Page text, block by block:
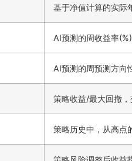
基于净值计算的实际
AI预测的周收益率
AI预测的周预测方向
策略收益/最大回撤
策略历史中，从高点